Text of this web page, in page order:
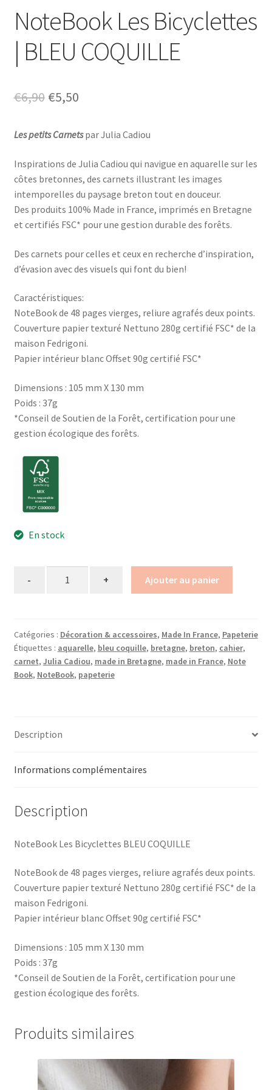
NoteBook Les Bicyclettes
| BLEU COQUILLE
€6,90 Le
initial
était :
€6,90.
€5,50Le
actuel
est :
€5,50.
Les petits Carnetspar Julia Cadiou
Inspirations de Julia Cadiou qui navigue en aquarelle sur les
côtes bretonnes, des carnets illustrant les images
intemporelles du paysage breton tout en douceur.
Des produits 100% Made in France, imprimés en Bretagne
et certifiés FSC* pour une gestion durable des forêts.
Des carnets pour celles et ceux en recherche d’inspiration,
d’évasion avec des visuels qui font du bien!
Caractéristiques:
NoteBook de 48 pages vierges, reliure agrafés deux points.
Couverture papier texturé Nettuno 280g certifié FSC* de la
maison Fedrigoni.
Papier intérieur blanc Offset 90g certifié FSC*
Dimensions : 105 mm X 130 mm
Poids : 37g
*Conseil de Soutien de la Forêt, certification pour une
gestion écologique des forêts.
En stock
Ajouter au panier
Catégories : Décoration & accessoires, Made In France, Papeterie
Étiquettes : aquarelle, bleu coquille, bretagne, breton, cahier,
carnet, Julia Cadiou, made in Bretagne, made in France, Note
Book, NoteBook, papeterie
Description
Informations complémentaires
Description
NoteBook Les Bicyclettes BLEU COQUILLE
NoteBook de 48 pages vierges, reliure agrafés deux points.
Couverture papier texturé Nettuno 280g certifié FSC* de la
maison Fedrigoni.
Papier intérieur blanc Offset 90g certifié FSC*
Dimensions : 105 mm X 130 mm
Poids : 37g
*Conseil de Soutien de la Forêt, certification pour une
gestion écologique des forêts.
Produits similaires